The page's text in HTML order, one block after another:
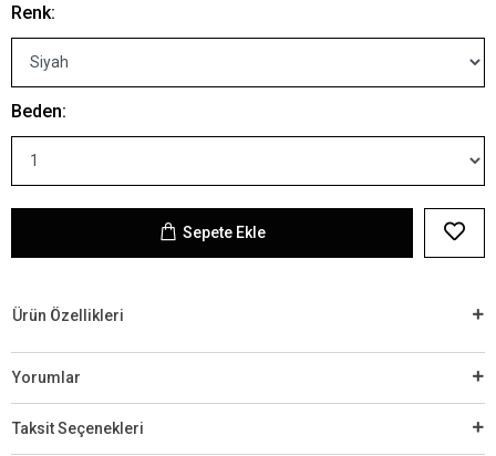
Renk:
Beden:
Sepete Ekle
Ürün Özellikleri
Yorumlar
Taksit Seçenekleri